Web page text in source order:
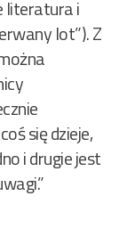
literatura i
lot”). Z
się dzieje,
i drugie jest